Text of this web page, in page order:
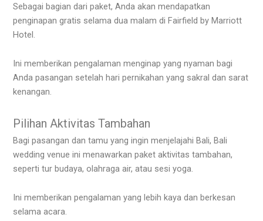
Sebagai bagian dari paket, Anda akan mendapatkan
penginapan gratis selama dua malam di Fairfield by Marriott
Hotel.
Ini memberikan pengalaman menginap yang nyaman bagi
Anda pasangan setelah hari pernikahan yang sakral dan sarat
kenangan.
Pilihan Aktivitas Tambahan
Bagi pasangan dan tamu yang ingin menjelajahi Bali, Bali
wedding venue ini menawarkan paket aktivitas tambahan,
seperti tur budaya, olahraga air, atau sesi yoga.
Ini memberikan pengalaman yang lebih kaya dan berkesan
selama acara.